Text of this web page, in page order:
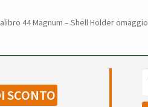
44 Magnum – Shell Holder omaggio
SCONTO